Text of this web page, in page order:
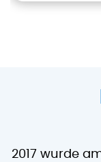
2017 wurde